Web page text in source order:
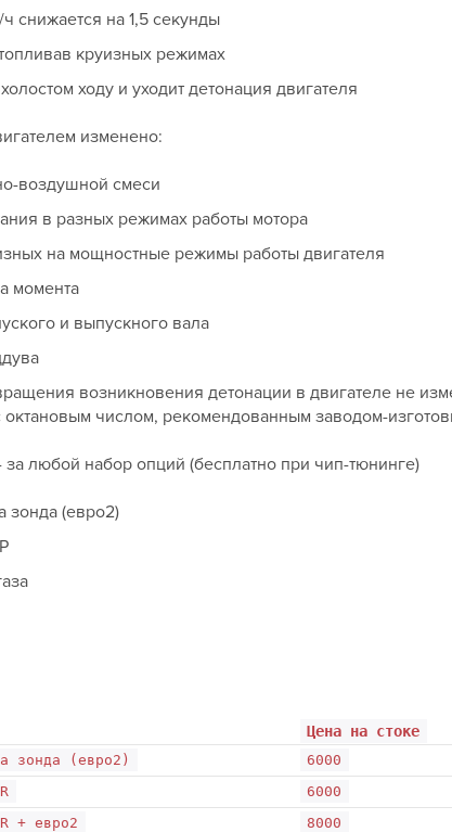
снижается на 1,5 секунды
круизных режимах
ходу и уходит детонация двигателя
изменено:
воздушной смеси
в разных режимах работы мотора
на мощностные режимы работы двигателя
момента
и выпускного вала
возникновения детонации в двигателе не
октановым числом, рекомендованным заводом-
любой набор опций (бесплатно при чип-тюнинге)
зонда (евро2)
Цена на стоке
зонда (евро2) 6000
6000
+ евро2
8000